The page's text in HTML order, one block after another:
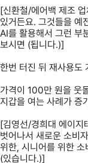
[신환철/에어백 제조
있거든요. 그것들을 예
AI를 활용해서 그런 부
보시면 (됩니다.)]
한번 터진 뒤 재사용도
가격이 100만 원을 웃
지갑을 여는 사례가 증
[김영선/경희대 에이지
벗어나서 새로운 소비
위한, 시니어를 위한
(있습니다.)]